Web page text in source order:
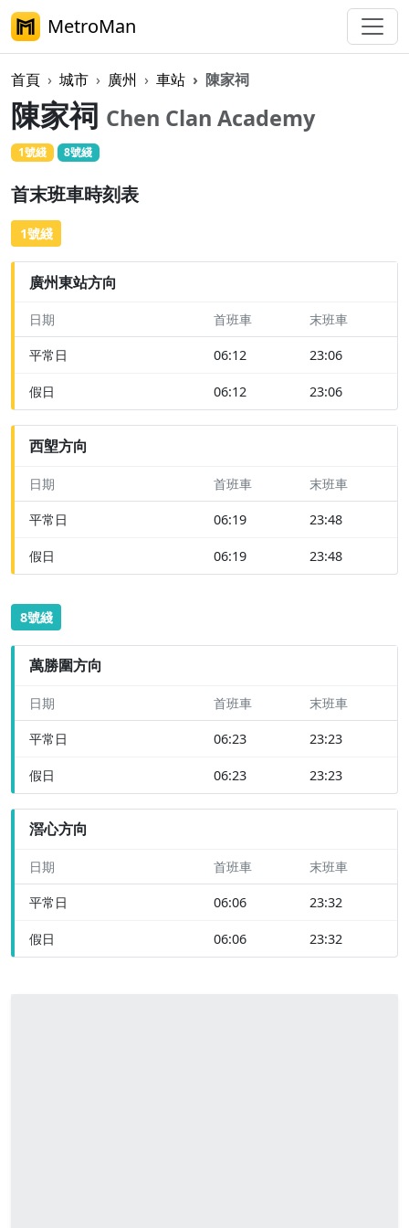
MetroMan
首頁 城市 廣州 車站 陳家祠
陳家祠 Chen Clan Academy
1號綫 8號綫
首末班車時刻表
1號綫
廣州東​​站方向
日期 首班車 末班車
平常日 06:12 23:06
假日 06:12 23:06
西塱方向
日期 首班車 末班車
平常日 06:19 23:48
假日 06:19 23:48
8號綫
萬勝圍方向
日期 首班車 末班車
平常日 06:23 23:23
假日 06:23 23:23
滘心方向
日期 首班車 末班車
平常日 06:06 23:32
假日 06:06 23:32